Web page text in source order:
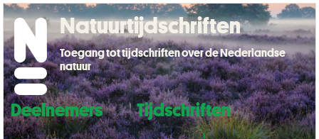
Deelnemers
Tijdschriften
Natuurtijdschriften
Toegang tot tijdschriften over de Nederlandse
natuur